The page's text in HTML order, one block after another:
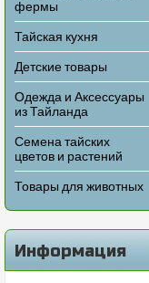
фермы
Тайская кухня
Детские товары
Одежда и Аксессуары
из Тайланда
Семена тайских
цветов и растений
Товары для животных
Информация